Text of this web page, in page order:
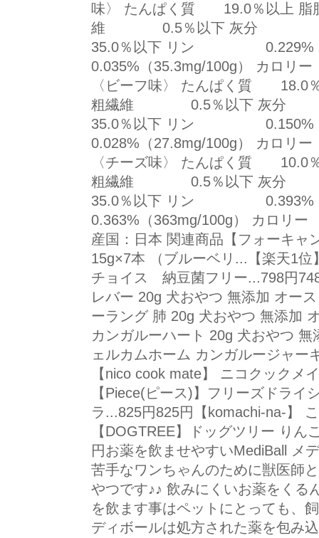
味〉 たんぱく質 19.0％以
維 0.5％以下 灰分
35.0％以下 リン 0.229%（
0.035%（35.3mg/100g） カロ
〈ビーフ味〉 たんぱく質
粗繊維 0.5％以下
35.0％以下 リン 0.150%（
0.028%（27.8mg/100g） カロ
〈チーズ味〉 たんぱく質
粗繊維 0.5％以下
35.0％以下 リン 0.393%（
0.363%（363mg/100g） カロ
産国：日本 関連商品【フォーキャ
15g×7本 （ブルーベリ...【楽天1
チョイス 納豆菌フリー...798円
レバー 20g 犬おやつ 無添加 オー
ーラング 肺 20g 犬おやつ 無添加
カンガルーハート 20g 犬おやつ
ェルカムホーム カンガルージャー
【nico cook mate】 ニコクック
【Piece(ピース)】フリーズドラ
ラ...825円825円【komachi-na-
【DOGTREE】ドッグツリー り
円お薬を飲ませやすいMediBall メ
苦手なワンちゃんのために獣医師
やつです♪♪ 飲みにくいお薬をく
を飲ます事はペットにとっても、
ディボールは処方された薬を包み